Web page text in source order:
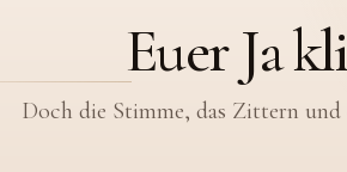
Euer Ja
Doch die Stimme, das Zittern